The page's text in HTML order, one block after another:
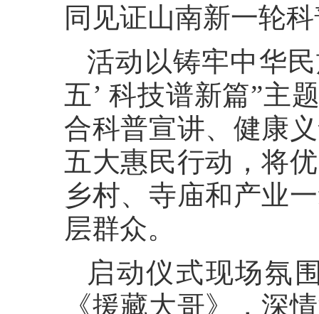
同见证山南新一轮
活动以铸牢中华
五’ 科技谱新篇”主
合科普宣讲、健康
五大惠民行动，将
乡村、寺庙和产业
层群众。
启动仪式现场氛
《援藏大哥》，深